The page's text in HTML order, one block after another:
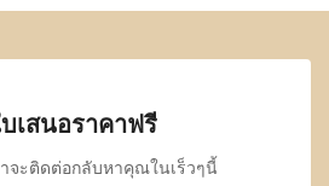
เสนอราคาฟรี
จะติดต่อกลับหาคุณในเร็วๆนี้